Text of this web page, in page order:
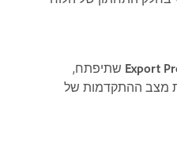
Export שתיפתח,
מצב ההתקדמות של